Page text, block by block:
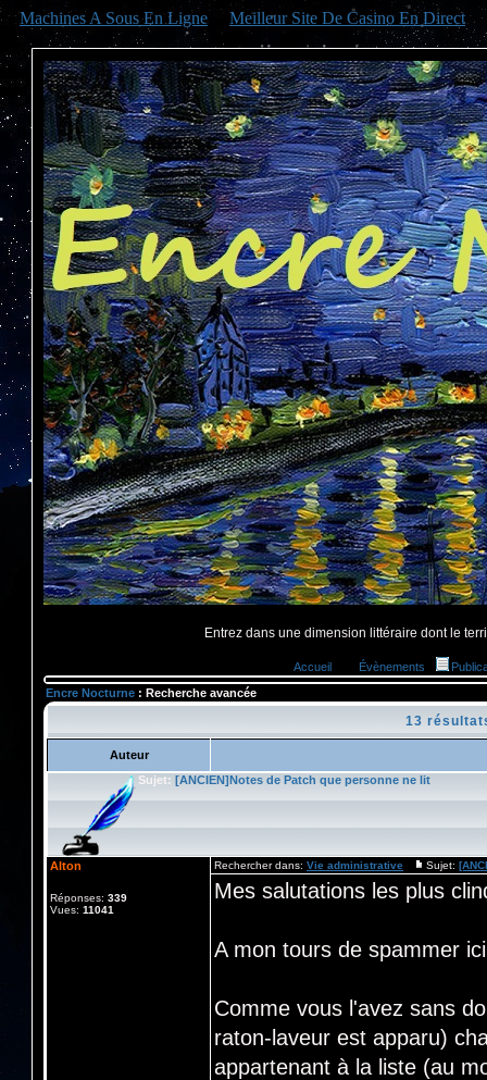
Machines A Sous En Ligne Meilleur Site De Casino En Direct
Entrez dans une dimension littéraire dont le
Accueil Évènements
Encre Nocturne : Recherche avancée
13
Auteur
Sujet: [ANCIEN]Notes de Patch que personne ne lit
Alton
Réponses: 339
Vues: 11041
Rechercher dans: Vie administrative Sujet:
Mes salutations les plus
A mon tours de spammer
Comme vous l'avez sans
raton-laveur est apparu)
appartenant à la liste (au